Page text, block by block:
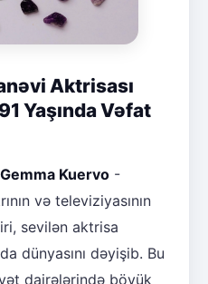
Aktrisası
Yaşında Vəfat
Kuervo -
və televiziyasının
sevilən aktrisa
dünyasını dəyişib. Bu
dairələrində böyük